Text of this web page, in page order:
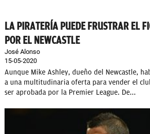
LA PIRATERÍA PUEDE FRUSTRAR EL
POR EL NEWCASTLE
José Alonso
15-05-2020
Aunque Mike Ashley, dueño del Newcastle,
a una multitudinaria oferta para vender el
ser aprobada por la Premier League. De...